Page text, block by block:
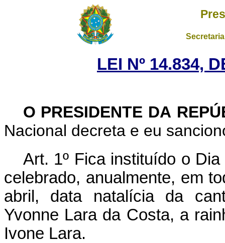
LEI Nº 14.834,
O PRESIDENTE DA
Nacional decreta e eu
Art. 1º Fica instituído o
celebrado, anualmente, em
abril, data natalícia da
Yvonne Lara da Costa, a
Ivone Lara.